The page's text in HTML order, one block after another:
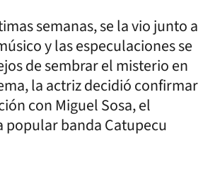
semanas, se la vio junto a
y las especulaciones se
de sembrar el misterio en
la actriz decidió confirmar
con Miguel Sosa, el
popular banda Catupecu